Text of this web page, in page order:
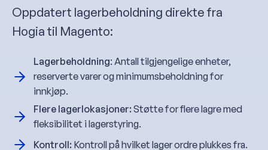
Oppdatert lagerbeholdning direkte fra
Hogia til Magento:
Lagerbeholdning: Antall tilgjengelige enheter,
reserverte varer og minimumsbeholdning for
innkjøp.
Flere lagerlokasjoner: Støtte for flere lagre med
fleksibilitet i lagerstyring.
Kontroll: Kontroll på hvilket lager ordre plukkes fra.